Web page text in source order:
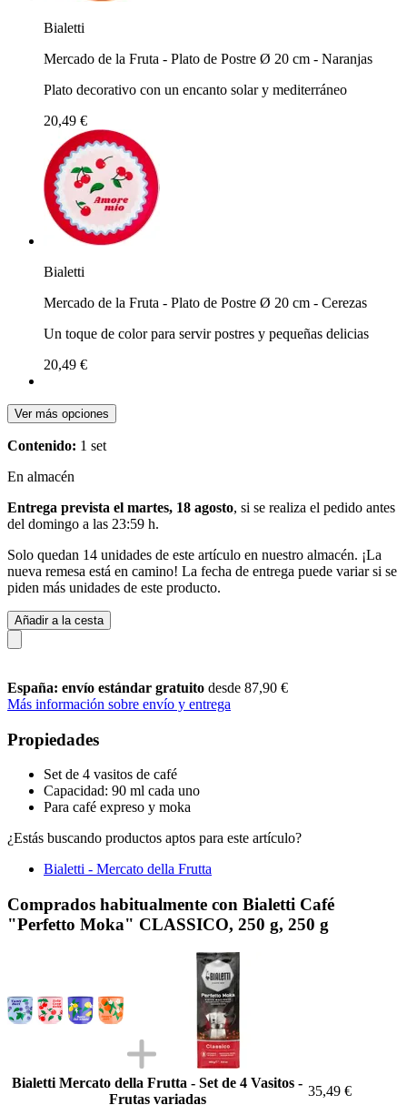
Bialetti
Mercado de la Fruta - Plato de Postre Ø 20 cm - Naranjas
Plato decorativo con un encanto solar y mediterráneo
20,49 €
Bialetti
Mercado de la Fruta - Plato de Postre Ø 20 cm - Cerezas
Un toque de color para servir postres y pequeñas delicias
20,49 €
Ver más opciones
Contenido: 1 set
En almacén
Entrega prevista el martes, 18 agosto, si se realiza el pedido antes
del domingo a las 23:59 h.
Solo quedan 14 unidades de este artículo en nuestro almacén. ¡La
nueva remesa está en camino! La fecha de entrega puede variar si se
piden más unidades de este producto.
Añadir a la cesta
España: envío estándar gratuito desde 87,90 €
Más información sobre envío y entrega
Propiedades
Set de 4 vasitos de café
Capacidad: 90 ml cada uno
Para café expreso y moka
¿Estás buscando productos aptos para este artículo?
Bialetti - Mercato della Frutta
Comprados habitualmente con Bialetti Café
"Perfetto Moka" CLASSICO, 250 g, 250 g
Bialetti Mercato della Frutta - Set de 4 Vasitos -
Frutas variadas
35,49 €